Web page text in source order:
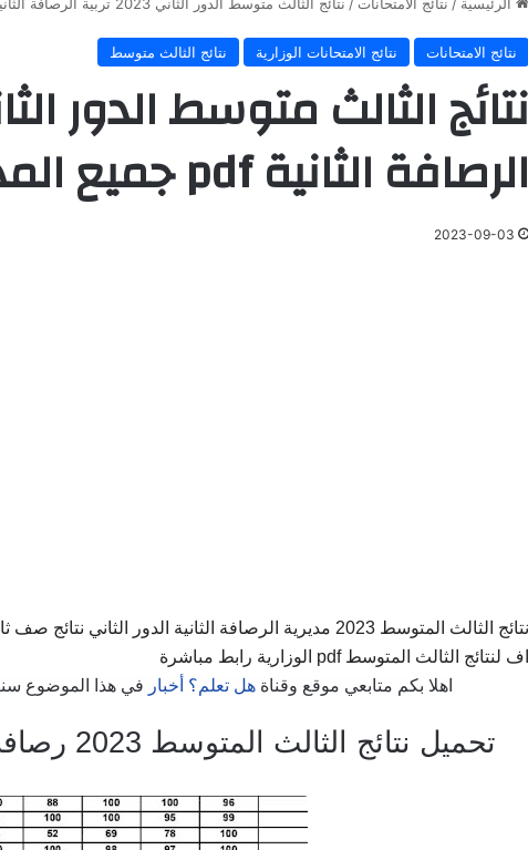
نتائج الامتحانات نتائج الامتحانات الوزارية نتائج الثالث متوسط
الرصافة الثانية pdf جميع المدارس
2023-09-03
اف لنتائج الثالث المتوسط pdf الوزارية رابط مباشرة
اهلا بكم متابعي موقع وقناةهل تعلم؟ أخبار في هذا الموضوع
تحميل نتائج الثالث المتوسط 2023 رصافة ثانية دور ثاني pdf